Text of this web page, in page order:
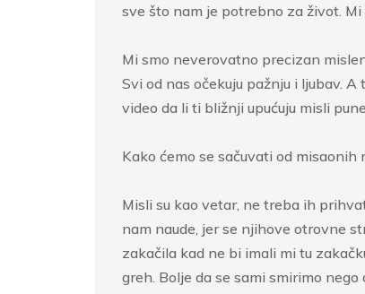
sve što nam je potrebno za život.
Mi smo neverovatno precizan
Svi od nas očekuju pažnju i ljubav.
video da li ti bližnji upućuju misli
Kako ćemo se sačuvati od misaonih
Misli su kao vetar, ne treba ih
nam naude, jer se njihove otrovne
zakačila kad ne bi imali mi tu
greh. Bolje da se sami smirimo nego